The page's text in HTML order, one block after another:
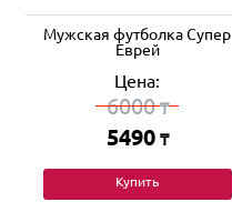
Мужская футболка Супер
Еврей
Цена:
6000₸
5490 ₸
Купить